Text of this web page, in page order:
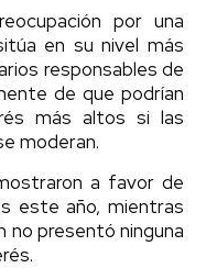
por una
en su nivel más
responsables de
de que podrían
más altos si las
moderan.
a favor de
este año, mientras
no presentó ninguna